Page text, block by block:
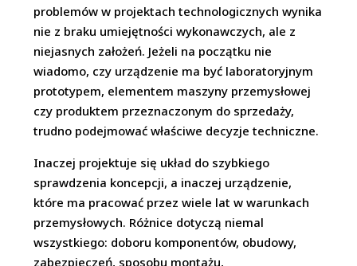
problemów w projektach technologicznych wynika
nie z braku umiejętności wykonawczych, ale z
niejasnych założeń. Jeżeli na początku nie
wiadomo, czy urządzenie ma być laboratoryjnym
prototypem, elementem maszyny przemysłowej
czy produktem przeznaczonym do sprzedaży,
trudno podejmować właściwe decyzje techniczne.
Inaczej projektuje się układ do szybkiego
sprawdzenia koncepcji, a inaczej urządzenie,
które ma pracować przez wiele lat w warunkach
przemysłowych. Różnice dotyczą niemal
wszystkiego: doboru komponentów, obudowy,
zabezpieczeń, sposobu montażu,